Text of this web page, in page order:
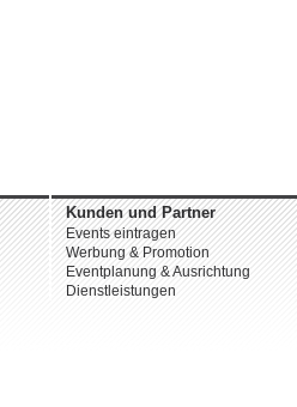
Kunden und Partner
Events eintragen
Werbung & Promotion
Eventplanung & Ausrichtung
Dienstleistungen